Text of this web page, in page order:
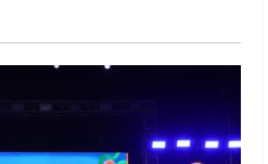
Politik
Pengurus DPC PPP